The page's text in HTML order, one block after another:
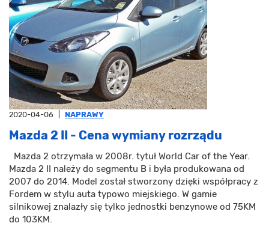
2020-04-06 NAPRAWY
Mazda 2 II - Cena wymiany rozrządu
Mazda 2 otrzymała w 2008r. tytuł World Car of the Year.
Mazda 2 II należy do segmentu B i była produkowana od
2007 do 2014. Model został stworzony dzięki współpracy z
Fordem w stylu auta typowo miejskiego. W gamie
silnikowej znalazły się tylko jednostki benzynowe od 75KM
do 103KM.